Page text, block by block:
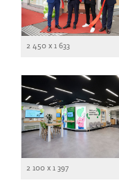
2 450 x 1 633
2 100 x 1 397